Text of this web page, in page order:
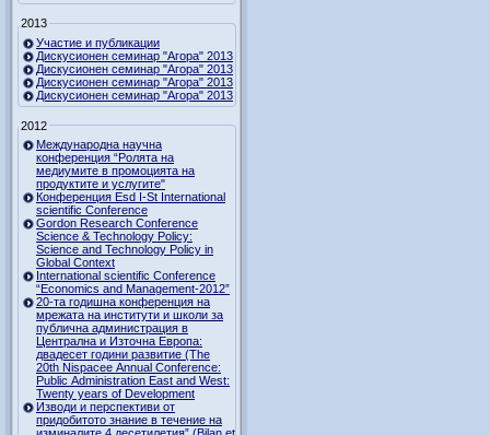
2013
Участие и публикации
Дискусионен семинар "Агора" 2013
Дискусионен семинар "Агора" 2013
Дискусионен семинар "Агора" 2013
Дискусионен семинар "Агора" 2013
2012
Международна научна
конференция “Ролята на
медиумите в промоцията на
продуктите и услугите"
Конференция Esd I-St International
scientific Conference
Gordon Research Сonference
Science & Technology Policy:
Science and Technology Policy in
Global Context
International scientific Conference
“Economics and Management-2012”
20-та годишна конференция на
мрежата на институти и школи за
публична администрация в
Централна и Източна Европа:
двадесет години развитие (The
20th Nispacee Annual Conference:
Public Administration East and West:
Twenty years of Development
Изводи и перспективи от
придобитото знание в течение на